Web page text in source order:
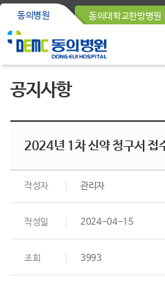
동의병원 동의대학교한방병원
공지사항
2024년 1차 신약 청구서 접
작성자 관리자
작성일 2024-04-15
조회 3993